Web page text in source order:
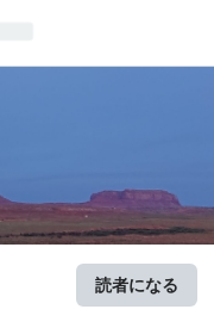
読者になる